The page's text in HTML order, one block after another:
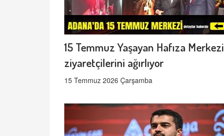
15 Temmuz Yaşayan Hafıza Merkezi
ziyaretçilerini ağırlıyor
15 Temmuz 2026 Çarşamba